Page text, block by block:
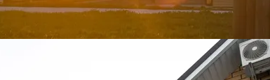
Хутор". База отдыха